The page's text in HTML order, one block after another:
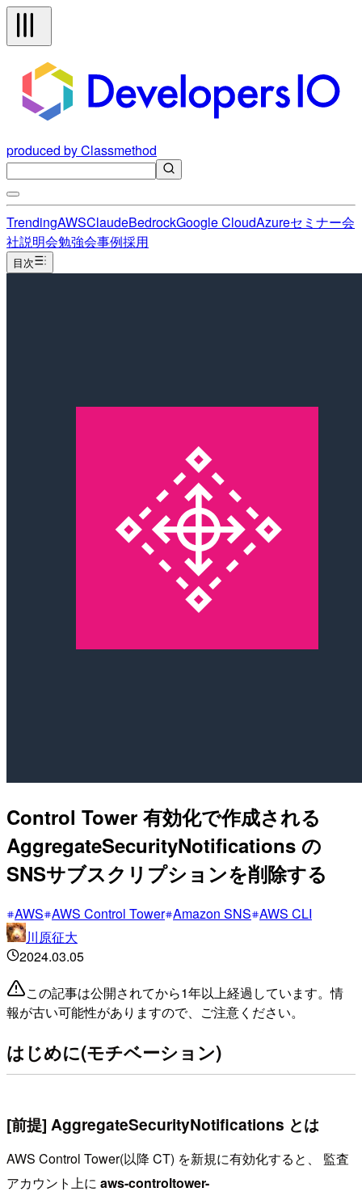
produced by Classmethod
TrendingAWSClaudeBedrockGoogle CloudAzureセミナー会
社説明会勉強会事例採用
目次
Control Tower 有効化で作成される
AggregateSecurityNotifications の
SNSサブスクリプションを削除する
AWS AWS Control Tower Amazon SNS AWS CLI
川原征大
2024.03.05
この記事は公開されてから1年以上経過しています。情
報が古い可能性がありますので、ご注意ください。
はじめに(モチベーション)
[前提] AggregateSecurityNotifications とは
AWS Control Tower(以降 CT) を新規に有効化すると、 監査
アカウント上に aws-controltower-